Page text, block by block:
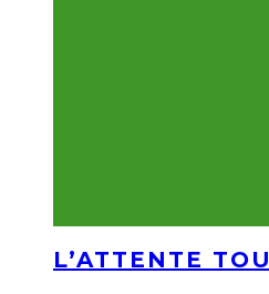
L’ATTENTE